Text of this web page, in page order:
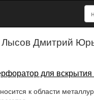
Дмитрий
для вскрытия
к области